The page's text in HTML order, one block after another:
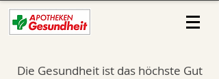
Die Gesundheit ist das höchste Gut